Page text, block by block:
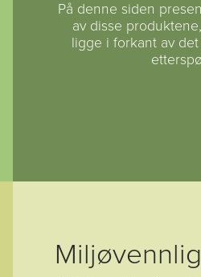
På denne siden
av disse
ligge i forkant av